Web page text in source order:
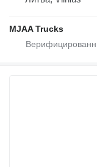
MJAA Trucks